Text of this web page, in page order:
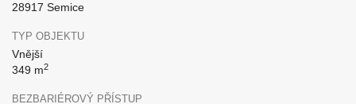
28917 Semice
TYP OBJEKTU
Vnější
349 m2
BEZBARIÉROVÝ PŘÍSTUP